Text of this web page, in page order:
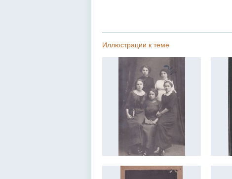
Иллюстрации к теме